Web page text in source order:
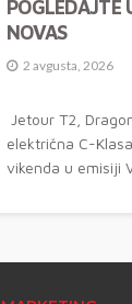
POGLEDAJTE
NOVAS
2 avgusta, 2026
Jetour T2,
električna C-
vikenda u emisiji